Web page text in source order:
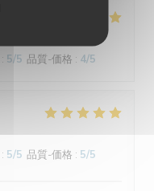
: 5/5 品質-価格 : 4/5
: 5/5 品質-価格 : 5/5